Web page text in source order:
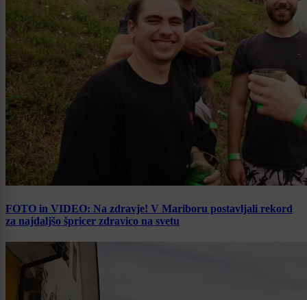
FOTO in VIDEO: Na zdravje! V Mariboru postavljali rekord
za najdaljšo špricer zdravico na svetu